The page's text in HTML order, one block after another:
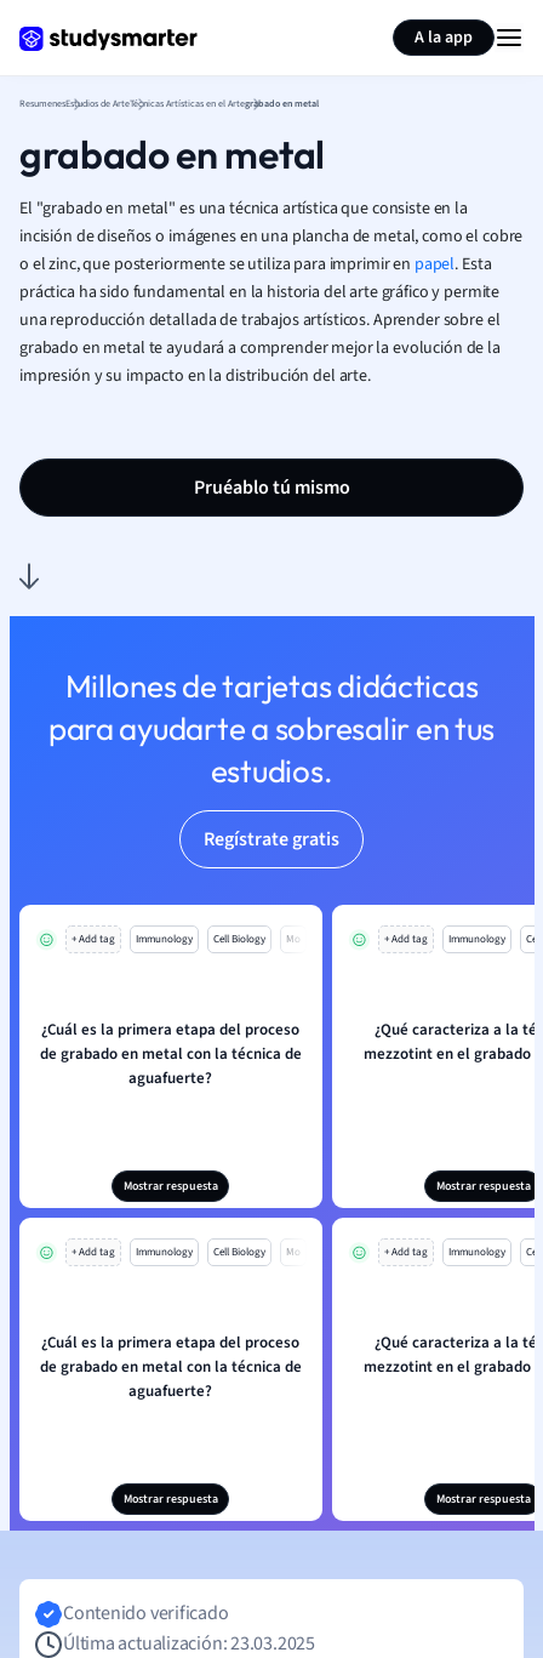
A la app
ResumenesEstudios de ArteTécnicas Artísticas en el Artegrabado en metal
grabado en metal
El "grabado en metal" es una técnica artística que consiste en la
incisión de diseños o imágenes en una plancha de metal, como el cobre
o el zinc, que posteriormente se utiliza para imprimir en papel. Esta
práctica ha sido fundamental en la historia del arte gráfico y permite
una reproducción detallada de trabajos artísticos. Aprender sobre el
grabado en metal te ayudará a comprender mejor la evolución de la
impresión y su impacto en la distribución del arte.
Pruéablo tú mismo
Millones de tarjetas didácticas
para ayudarte a sobresalir en tus
estudios.
Regístrate gratis
+ Add tag Immunology Cell Biology Mo
¿Cuál es la primera etapa del proceso
de grabado en metal con la técnica de
aguafuerte?
Mostrar respuesta
+ Add tag Immunology
¿Qué caracteriza a la
mezzotint en el grabado
Mostrar respuesta
+ Add tag Immunology Cell Biology Mo
¿Cuál es la primera etapa del proceso
de grabado en metal con la técnica de
aguafuerte?
Mostrar respuesta
+ Add tag Immunology
¿Qué caracteriza a la
mezzotint en el grabado
Mostrar respuesta
Resumir página
Contenido verificado
Última actualización: 23.03.2025